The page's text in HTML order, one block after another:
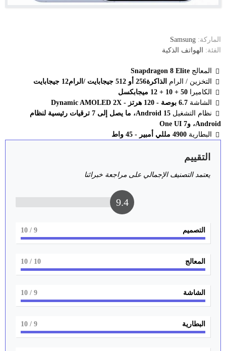
الماركة: Samsung
الفئة:
الهواتف الذكية
المعالج Snapdragon 8 Elite
التخزين / الرام الذاكرة256 أو 512 جيجابايت /الرام12 جيجابايت
الكاميرا
50 + 10 + 12 ميجابكسل
الشاشة 6.7 بوصة - 120 هرتز - Dynamic AMOLED 2X
نظام التشغيل
Android 15، ما يصل إلى 7 ترقيات رئيسية لنظام
Android، وOne UI 7
البطارية 4900 مللي أمبير - 45 واط
التقييم
يعتمد التصنيف الإجمالي على مراجعة خبرائنا
9.4
التصميم 9
/ 10
المعالج 10
/ 10
الشاشة 9
/ 10
البطارية 9
/ 10